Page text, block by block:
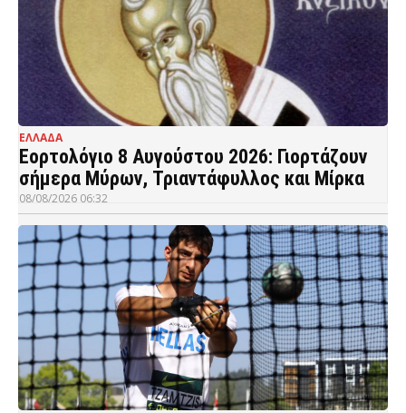
ΕΛΛΑΔΑ
Εορτολόγιο 8 Αυγούστου 2026: Γιορτάζουν
σήμερα Μύρων, Τριαντάφυλλος και Μίρκα
08/08/2026 06:32